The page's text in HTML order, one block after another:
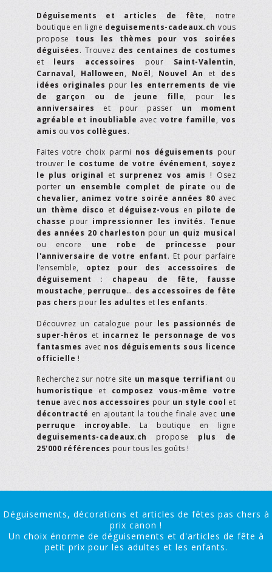
Déguisements et articles de fête, notre
boutique en ligne deguisements-cadeaux.ch vous
propose tous les thèmes pour vos soirées
déguisées. Trouvez des centaines de costumes
et leurs accessoires pour Saint-Valentin,
Carnaval, Halloween, Noël, Nouvel An et des
idées originales pour les enterrements de vie
de garçon ou de jeune fille, pour les
anniversaires et pour passer un moment
agréable et inoubliable avec votre famille, vos
amis ou vos collègues.
Faites votre choix parmi nos déguisements pour
trouver le costume de votre événement, soyez
le plus original et surprenez vos amis ! Osez
porter un ensemble complet de pirate ou de
chevalier, animez votre soirée années 80 avec
un thème disco et déguisez-vous en pilote de
chasse pour impressionner les invités. Tenue
des années 20 charleston pour un quiz musical
ou encore une robe de princesse pour
l'anniversaire de votre enfant. Et pour parfaire
l’ensemble, optez pour des accessoires de
déguisement : chapeau de fête, fausse
moustache, perruque… des accessoires de fête
pas chers pour les adultes et les enfants.
Découvrez un catalogue pour les passionnés de
super-héros et incarnez le personnage de vos
fantasmes avec nos déguisements sous licence
officielle !
Recherchez sur notre site un masque terrifiant ou
humoristique et composez vous-même votre
tenue avec nos accessoires pour un style cool et
décontracté en ajoutant la touche finale avec une
perruque incroyable. La boutique en ligne
deguisements-cadeaux.ch propose plus de
25'000 références pour tous les goûts !
Déguisements, décorations et articles de fêtes pas chers à
prix canon !
Un choix énorme de déguisements et d'articles de fête à
petit prix pour les adultes et les enfants.